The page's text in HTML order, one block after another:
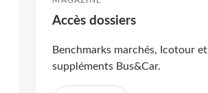
Accès dossiers
Benchmarks marchés, Icotour et
suppléments Bus&Car.